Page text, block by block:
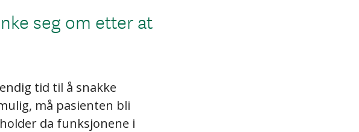
seg om etter at
tid til å snakke
må pasienten bli
da funksjonene i